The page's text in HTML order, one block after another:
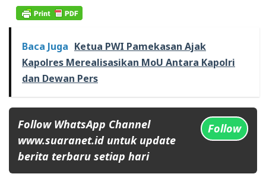
Baca Juga Ketua PWI Pamekasan Ajak
Kapolres Merealisasikan MoU Antara Kapolri
dan Dewan Pers
Follow WhatsApp Channel
www.suaranet.id untuk update
berita terbaru setiap hari
Follow